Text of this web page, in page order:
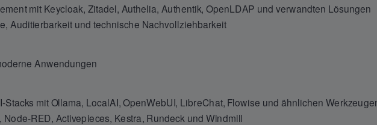
mit Keycloak, Zitadel, Authelia, Authentik, OpenLDAP und verwandten Lösungen
Auditierbarkeit und technische Nachvollziehbarkeit
Anwendungen
Stacks mit Ollama, LocalAI, OpenWebUI, LibreChat, Flowise und ähnlichen
RED, Activepieces, Kestra, Rundeck und Windmill